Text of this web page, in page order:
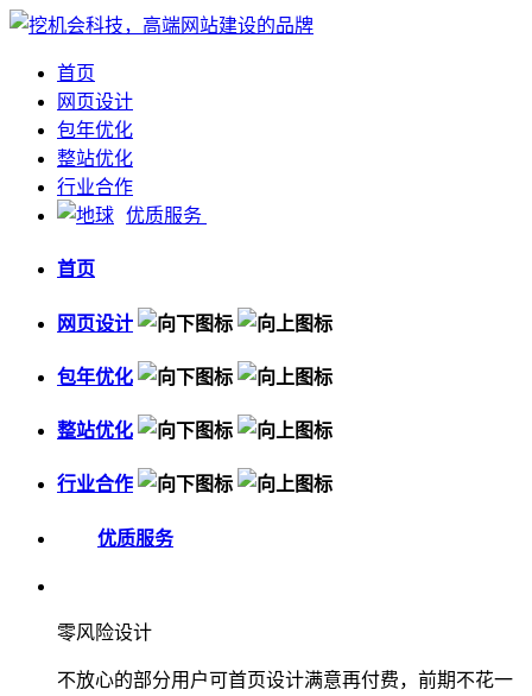
首页
网页设计
包年优化
整站优化
行业合作
优质服务
首页
网页设计
包年优化
整站优化
行业合作
优质服务
零风险设计
不放心的部分用户可首页设计满意再付费，前期不花一